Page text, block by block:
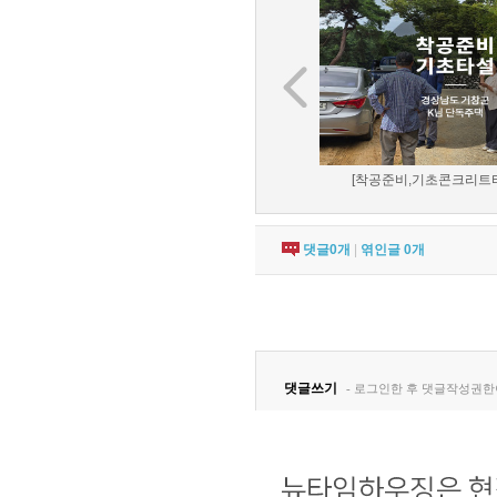
[착공준비,기초콘크리트
댓글0개 엮인글 0개